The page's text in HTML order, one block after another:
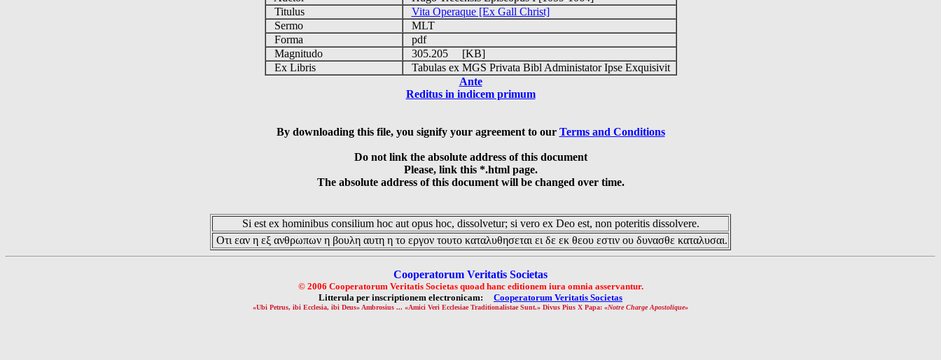
Titulus
Vita Operaque [Ex Gall Christ]
Sermo
MLT
Forma
pdf
Magnitudo
305.205 [KB]
Ex Libris
Tabulas ex MGS Privata Bibl Administator Ipse Exquisivit
Ante
Reditus in indicem primum
By downloading this file, you signify your agreement to our Terms and Conditions
Do not link the absolute address of this document
Please, link this *.html page.
The absolute address of this document will be changed over time.
Si est ex hominibus consilium hoc aut opus hoc, dissolvetur; si vero ex Deo est, non poteritis dissolvere.
Οτι εαν η εξ ανθρωπων η βουλη αυτη η το εργον τουτο καταλυθησεται ει δε εκ θεου εστιν ου δυνασθε καταλυσαι.
Cooperatorum Veritatis Societas
© 2006 Cooperatorum Veritatis Societas quoad hanc editionem iura omnia asservantur.
Litterula per inscriptionem electronicam: Cooperatorum Veritatis Societas
«Ubi Petrus, ibi Ecclesia, ibi Deus» Ambrosius ... «Amici Veri Ecclesiae Traditionalistae Sunt.» Divus Pius X Papa: «Notre Charge Apostolique»